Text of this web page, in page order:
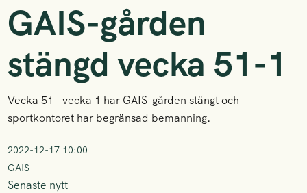
GAIS-gården
stängd vecka 51-1
Vecka 51 - vecka 1 har GAIS-gården stängt och
sportkontoret har begränsad bemanning.
2022-12-17 10:00
GAIS
Senaste nytt